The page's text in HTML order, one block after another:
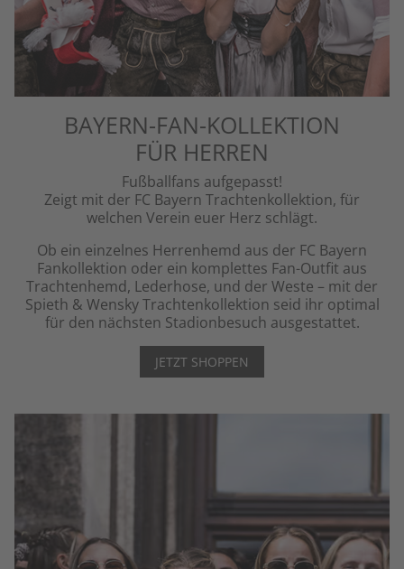
BAYERN-FAN-KOLLEKTION
FÜR HERREN
Fußballfans aufgepasst!
Zeigt mit der FC Bayern Trachtenkollektion, für
welchen Verein euer Herz schlägt.
Ob ein einzelnes Herrenhemd aus der FC Bayern
Fankollektion oder ein komplettes Fan-Outfit aus
Trachtenhemd, Lederhose, und der Weste – mit der
Spieth & Wensky Trachtenkollektion seid ihr optimal
für den nächsten Stadionbesuch ausgestattet.
JETZT SHOPPEN